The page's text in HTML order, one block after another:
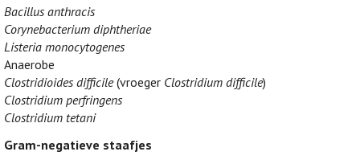
Bacillus anthracis
Corynebacterium diphtheriae
Listeria monocytogenes
Anaerobe
Clostridioides difficile(vroeger Clostridium difficile)
Clostridium perfringens
Clostridium tetani
Gram-negatieve staafjes